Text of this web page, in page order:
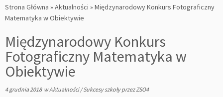
to
content
Strona Główna » Aktualności » Międzynarodowy Konkurs Fotograficzny
Matematyka w Obiektywie
Międzynarodowy Konkurs
Fotograficzny Matematyka w
Obiektywie
4 grudnia 2018wAktualności/Sukcesy szkołyprzezZSO4